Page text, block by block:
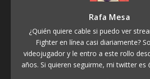
Rafa Mesa
¿Quién quiere cable si puedo ver
Fighter en línea casi diariamente?
videojugador y le entro a este rollo
años. Si quieren seguirme, mi twitter es